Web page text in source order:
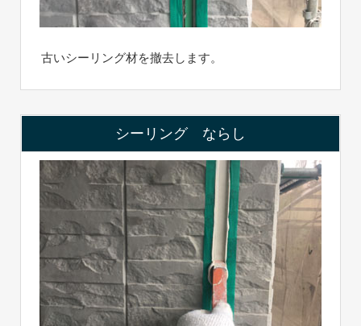
古いシーリング材を撤去します。
シーリング ならし